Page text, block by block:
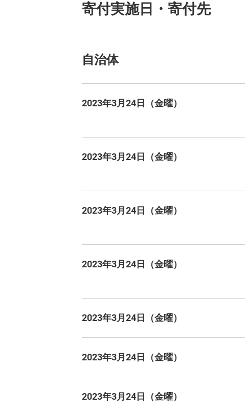
寄付実施日・寄付先
自治体
2023年3月24日（金曜）
2023年3月24日（金曜）
2023年3月24日（金曜）
2023年3月24日（金曜）
2023年3月24日（金曜）
2023年3月24日（金曜）
2023年3月24日（金曜）